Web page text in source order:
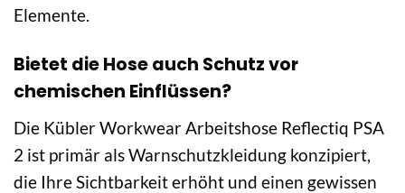
Elemente.
Bietet die Hose auch Schutz vor
chemischen Einflüssen?
Die Kübler Workwear Arbeitshose Reflectiq PSA
2 ist primär als Warnschutzkleidung konzipiert,
die Ihre Sichtbarkeit erhöht und einen gewissen